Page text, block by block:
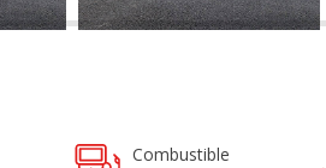
Combustible